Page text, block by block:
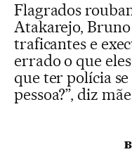
Flagrados
Atakarejo,
traficantes e
errado o que
que ter polícia
pessoa?”, diz